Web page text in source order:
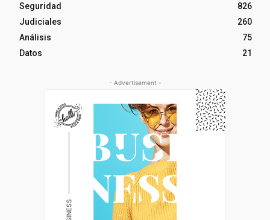
Seguridad
826
Judiciales
260
Análisis
75
Datos
21
- Advertisement -